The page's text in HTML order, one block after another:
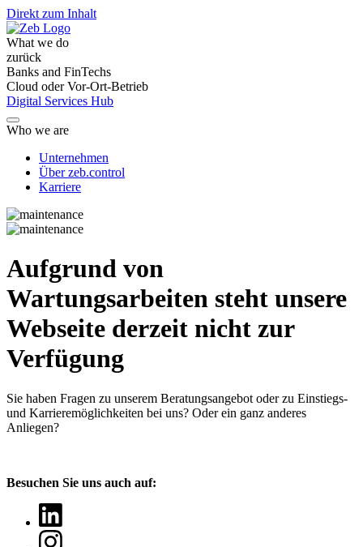
Direkt zum Inhalt
What we do
zurück
Banks and FinTechs
Cloud oder Vor-Ort-Betrieb
Digital Services Hub
Who we are
Unternehmen
Über zeb.control
Karriere
Aufgrund von
Wartungsarbeiten steht unsere
Webseite derzeit nicht zur
Verfügung
Sie haben Fragen zu unserem Beratungsangebot oder zu Einstiegs-
und Karrieremöglichkeiten bei uns? Oder ein ganz anderes
Anliegen?
Besuchen Sie uns auch auf: